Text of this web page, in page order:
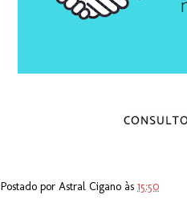
Postado por Astral Cigano às 15:50